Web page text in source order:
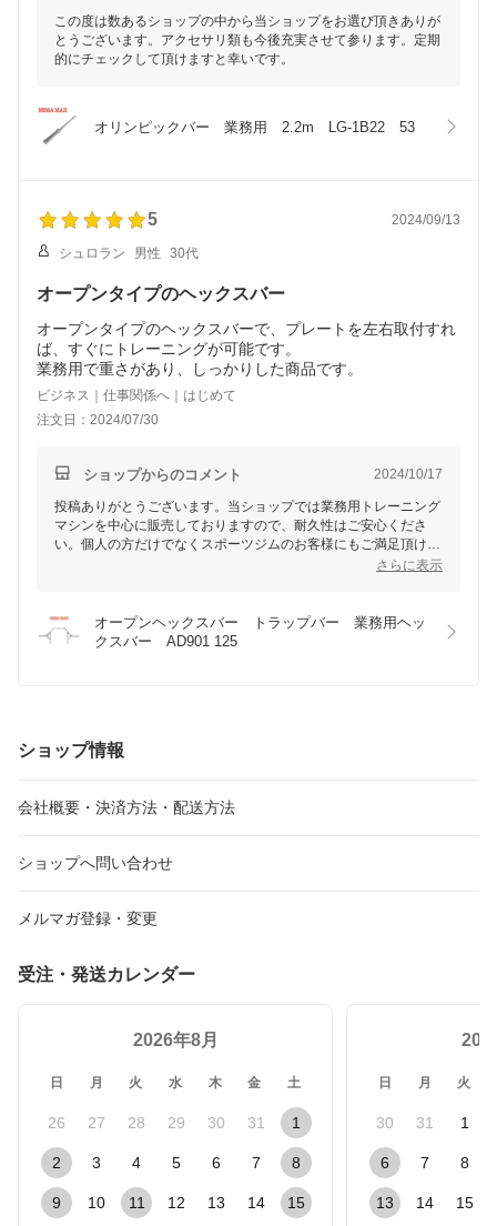
この度は数あるショップの中から当ショップをお選び頂きありが
とうございます。アクセサリ類も今後充実させて参ります。定期
的にチェックして頂けますと幸いです。
オリンピックバー　業務用　2.2m　LG-1B22　53
5 2024/09/13
シュロラン 男性 30代
オープンタイプのヘックスバー
オープンタイプのヘックスバーで、プレートを左右取付すれ
ば、すぐにトレーニングが可能です。
業務用で重さがあり、しっかりした商品です。
ビジネス｜仕事関係へ｜はじめて
注文日：2024/07/30
ショップからのコメント 2024/10/17
投稿ありがとうございます。当ショップでは業務用トレーニング
マシンを中心に販売しておりますので、耐久性はご安心くださ
い。個人の方だけでなくスポーツジムのお客様にもご満足頂ける
ラインナップを目指して参ります。引き続きよろしくお願いいた
さらに表示
オープンヘックスバー　トラップバー　業務用ヘッ
クスバー　AD901 125
ショップ情報
会社概要・決済方法・配送方法
ショップへ問い合わせ
メルマガ登録・変更
受注・発送カレンダー
2026年8月
日 月 火 水 木 金 土
26 27 28 29 30 31 1
2 3 4 5 6 7 8
9 10 11 12 13 14 15
日 月 火
30 31 1
6 7 8
13 14 15